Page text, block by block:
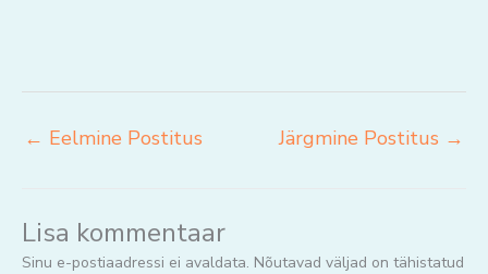
← Eelmine Postitus Järgmine Postitus →
Lisa kommentaar
Sinu e-postiaadressi ei avaldata. Nõutavad väljad on tähistatud